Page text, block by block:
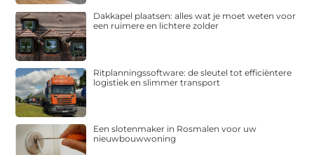
Dakkapel plaatsen: alles wat je moet weten voor
een ruimere en lichtere zolder
Ritplanningssoftware: de sleutel tot efficiëntere
logistiek en slimmer transport
Een slotenmaker in Rosmalen voor uw
nieuwbouwwoning